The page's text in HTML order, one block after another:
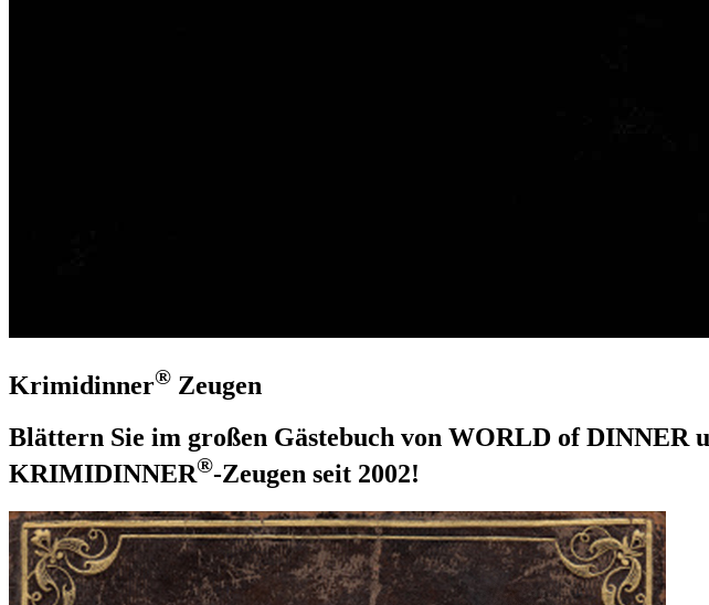
Krimidinner® Zeugen
Blättern Sie im großen Gästebuch von WORLD of DINNER
KRIMIDINNER®-Zeugen seit 2002!